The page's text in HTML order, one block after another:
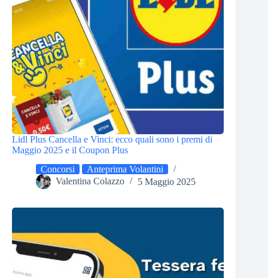
Lidl Plus Cancella e Vinci: ecco quali sono i premi di
Maggio 2025 e il Coupon Plus
Concorsi
Anteprima Volantini
Valentina Colazzo
5 Maggio 2025